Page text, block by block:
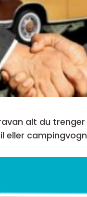
å vite før du
eller campingvogn